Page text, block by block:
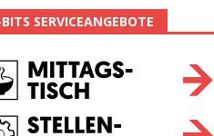
SERVICEANGEBOTE